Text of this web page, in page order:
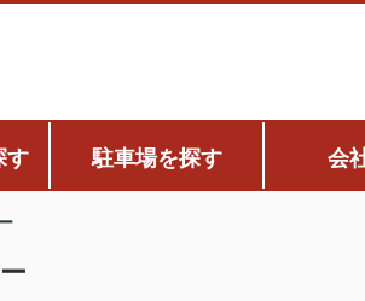
す 駐車場を探す 会